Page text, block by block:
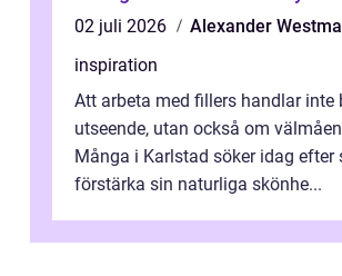
02 juli 2026
Alexander
inspiration
Att arbeta med fillers handlar inte
utseende, utan också om
Många i Karlstad söker idag efter
förstärka sin naturliga skönhe...